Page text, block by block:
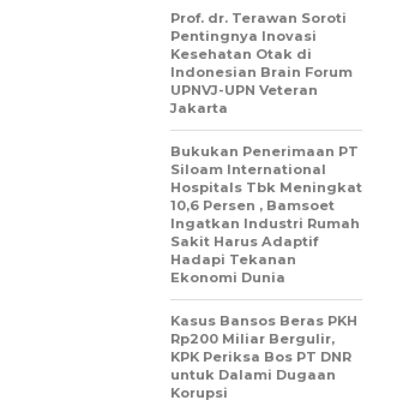
Prof. dr. Terawan Soroti
Pentingnya Inovasi
Kesehatan Otak di
Indonesian Brain Forum
UPNVJ-UPN Veteran
Jakarta
Bukukan Penerimaan PT
Siloam International
Hospitals Tbk Meningkat
10,6 Persen , Bamsoet
Ingatkan Industri Rumah
Sakit Harus Adaptif
Hadapi Tekanan
Ekonomi Dunia
Kasus Bansos Beras PKH
Rp200 Miliar Bergulir,
KPK Periksa Bos PT DNR
untuk Dalami Dugaan
Korupsi